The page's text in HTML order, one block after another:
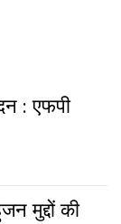
: एफपी
मुद्दों की